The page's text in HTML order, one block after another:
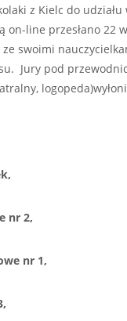
z Kielc do
on-line przesłano 22
swoimi
Jury pod
nr 2,
nr 1,